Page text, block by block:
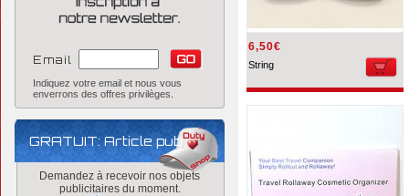
Email
Indiquez votre email et nous vous
enverrons des offres privilèges.
GRATUIT: Article pub
Demandez à recevoir nos objets
publicitaires du moment.
6,50€
String